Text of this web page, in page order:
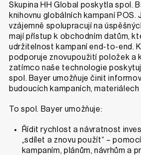
Skupina HH Global poskytla spol.
knihovnu globálních kampaní POS.
vzájemně spolupracují na
mají přístup k obchodním datům,
udržitelnost kampaní end-to-end.
podporuje znovupoužití položek a
zatímco naše technologie
spol. Bayer umožňuje činit
budoucích kampaních,
To spol. Bayer umožňuje:
Řídit rychlost a návratnost
„sdílet a znovu použít“ –
kampaním, plánům, návrhům a